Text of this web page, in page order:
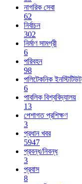
নাগরিক সেবা
62
নির্বাচন
302
নির্মাণ সামগ্রী
6
পরিবহন
98
পলিটেকনিক ইনস্টিটিউট
6
পাবলিক বিশ্ববিদ্যালয়
13
পেশাগত প্রশিক্ষণ
3
প্রধান খবর
5947
প্রবন্ধ/নিবন্ধ
3
প্রবাস
8